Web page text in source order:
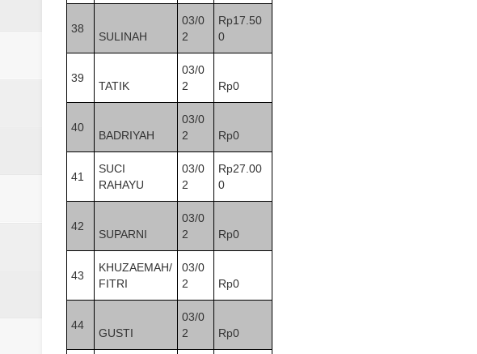
38
SULINAH
03/0
2
Rp17.50
0
39
TATIK
03/0
2
Rp0
40
BADRIYAH
03/0
2
Rp0
41
SUCI
RAHAYU
03/0
2
Rp27.00
0
42
SUPARNI
03/0
2
Rp0
43
KHUZAEMAH/
FITRI
03/0
2
Rp0
44
GUSTI
03/0
2
Rp0